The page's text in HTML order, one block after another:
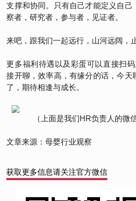
支撑和协同。只有自己才能定义自己
察者，研究者，参与者，见证者。
来吧，跟我们一起远行，山河远阔，
更多福利待遇以及彩蛋可以直接扫
接开聊，效率高，有缘分的话，今天
了，期待相逢与成长。
（上面是我们HR负责人的微
文章来源：母婴行业观察
获取更多信息请关注官方微信